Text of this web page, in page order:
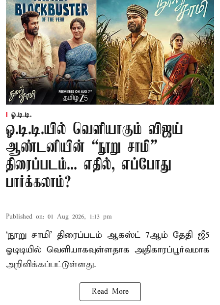
ஓ.டி.டி.
ஓ.டி.டி.யில் வெளியாகும் விஜய்
ஆண்டனியின் “நூறு சாமி”
திரைப்படம்... எதில், எப்போது
பார்க்கலாம்?
Published on: 01 Aug 2026, 1:13 pm
‘நூறு சாமி’ திரைப்படம் ஆகஸ்ட் 7ஆம் தேதி ஜீ5
ஓடிடியில் வெளியாகவுள்ளதாக அதிகாரப்பூர்வமாக
அறிவிக்கப்பட்டுள்ளது.
Read More